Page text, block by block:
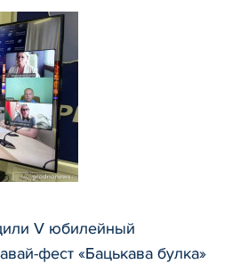
V юбилейный
фест «Бацькава булка»